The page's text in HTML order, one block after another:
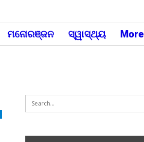
ମନୋରଞ୍ଜନ ସ୍ୱାସ୍ଥ୍ୟ More